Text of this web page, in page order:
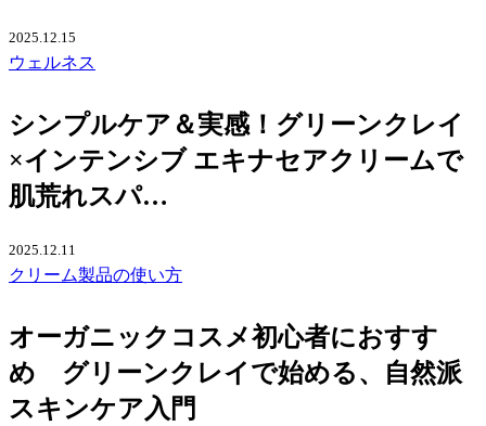
2025.12.15
ウェルネス
シンプルケア＆実感！グリーンクレイ
×インテンシブ エキナセアクリームで
肌荒れスパ…
2025.12.11
クリーム製品の使い方
オーガニックコスメ初心者におすす
め グリーンクレイで始める、自然派
スキンケア入門